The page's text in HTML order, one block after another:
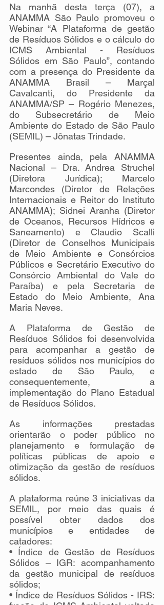
Na manhã desta terça (07), a
ANAMMA São Paulo promoveu o
Webinar “A Plataforma de gestão
de Resíduos Sólidos e o cálculo do
ICMS Ambiental - Resíduos
Sólidos em São Paulo”, contando
com a presença do Presidente da
ANAMMA Brasil – Marçal
Cavalcanti, do Presidente da
ANAMMA/SP – Rogério Menezes,
do Subsecretário de Meio
Ambiente do Estado de São Paulo
(SEMIL) – Jônatas Trindade.
Presentes ainda, pela ANAMMA
Nacional – Dra. Andrea Struchel
(Diretora Jurídica); Marcelo
Marcondes (Diretor de Relações
Internacionais e Reitor do Instituto
ANAMMA); Sidnei Aranha (Diretor
de Oceanos, Recursos Hídricos e
Saneamento) e Claudio Scalli
(Diretor de Conselhos Municipais
de Meio Ambiente e Consórcios
Públicos e Secretário Executivo do
Consórcio Ambiental do Vale do
Paraíba) e pela Secretaria de
Estado do Meio Ambiente, Ana
Maria Neves.
A Plataforma de Gestão de
Resíduos Sólidos foi desenvolvida
para acompanhar a gestão de
resíduos sólidos nos municípios do
estado de São Paulo, e
consequentemente, a
implementação do Plano Estadual
de Resíduos Sólidos.
As informações prestadas
orientarão o poder público no
planejamento e formulação de
políticas públicas de apoio e
otimização da gestão de resíduos
sólidos.
A plataforma reúne 3 iniciativas da
SEMIL, por meio das quais é
possível obter dados dos
municípios e entidades de
catadores:
• Índice de Gestão de Resíduos
Sólidos – IGR: acompanhamento
da gestão municipal de resíduos
sólidos;
• Índice de Resíduos Sólidos - IRS: